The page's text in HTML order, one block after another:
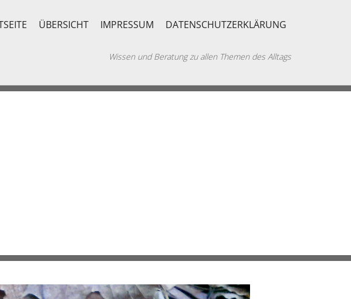
ÜBERSICHT IMPRESSUM DATENSCHUTZERKLÄRUNG
Wissen und Beratung zu allen Themen des Alltags